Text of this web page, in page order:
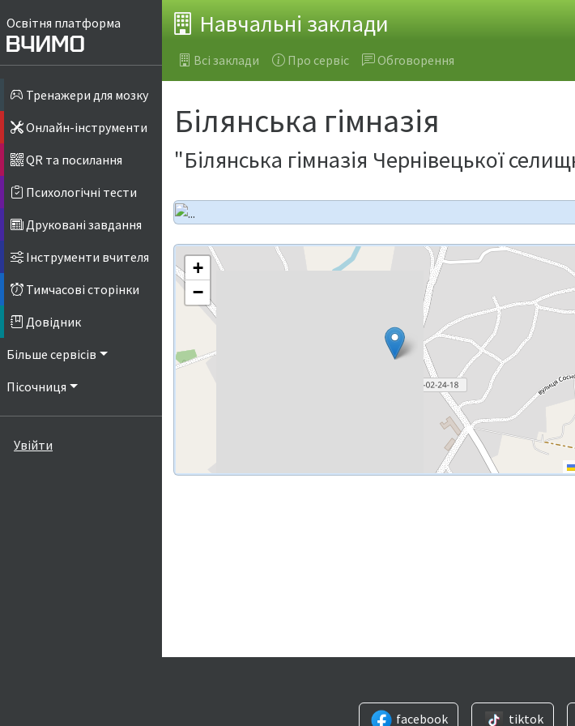
Освітня платформа
Тренажери для мозку
Онлайн-інструменти
QR та посилання
Психологічні тести
Друковані завдання
Інструменти вчителя
Тимчасові сторінки
Довідник
Більше сервісів
Пісочниця
Увійти
Навчальні заклади
Всі заклади Про сервіс Обговорення
Білянська гімназія
"Білянська гімназія Чернівецької
+
−
facebook
tiktok